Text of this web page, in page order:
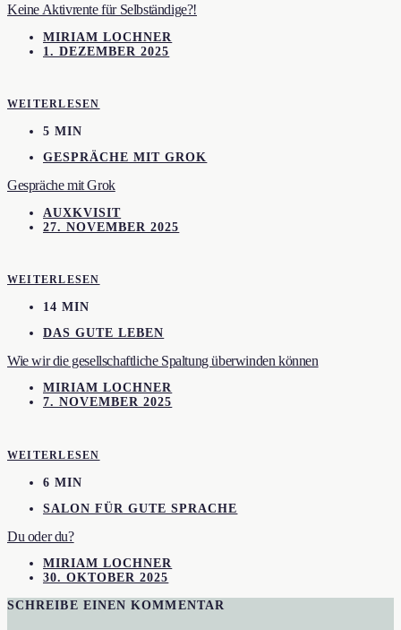
Keine Aktivrente für Selbständige?!
MIRIAM LOCHNER
1. DEZEMBER 2025
WEITERLESEN
5 MIN
GESPRÄCHE MIT GROK
Gespräche mit Grok
AUXKVISIT
27. NOVEMBER 2025
WEITERLESEN
14 MIN
DAS GUTE LEBEN
Wie wir die gesellschaftliche Spaltung überwinden können
MIRIAM LOCHNER
7. NOVEMBER 2025
WEITERLESEN
6 MIN
SALON FÜR GUTE SPRACHE
Du oder du?
MIRIAM LOCHNER
30. OKTOBER 2025
SCHREIBE EINEN KOMMENTAR